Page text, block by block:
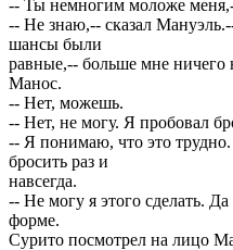
-- Ты немногим моложе
-- Не знаю,-- сказал
шансы были
равные,-- больше мне
Манос.
-- Нет, можешь.
-- Нет, не могу. Я пробовал
-- Я понимаю, что это
бросить раз и
навсегда.
-- Не могу я этого сделать.
форме.
Сурито посмотрел на лицо